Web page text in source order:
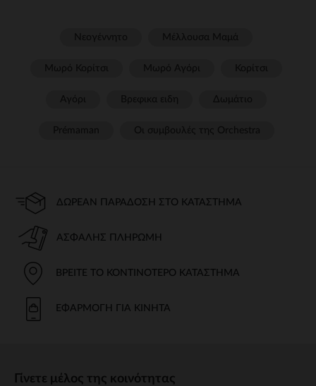
ΔΩΡΕΆΝ ΠΑΡΆΔΟΣΗ ΣΤΟ ΚΑΤΆΣΤΗΜΑ
ΑΣΦΑΛΉΣ ΠΛΗΡΩΜΉ
ΒΡΕΊΤΕ ΤΟ ΚΟΝΤΙΝΌΤΕΡΟ ΚΑΤΆΣΤΗΜΑ
ΕΦΑΡΜΟΓΉ ΓΙΑ ΚΙΝΗΤΆ
Γίνετε μέλος της κοινότητας